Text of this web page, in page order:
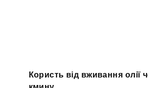
Користь від вживання олії